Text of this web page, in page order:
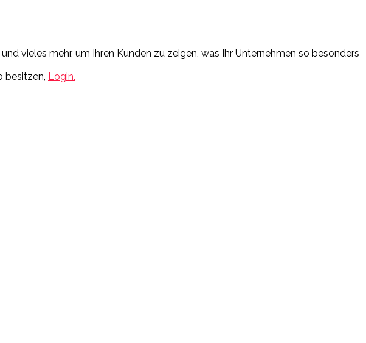
vieles mehr, um Ihren Kunden zu zeigen, was Ihr Unternehmen so besonders
besitzen, Login.